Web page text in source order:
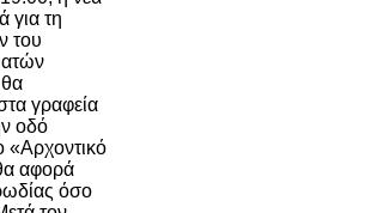
για τη
του
γραφεία
οδό
«Αρχοντικό
αφορά
όσο